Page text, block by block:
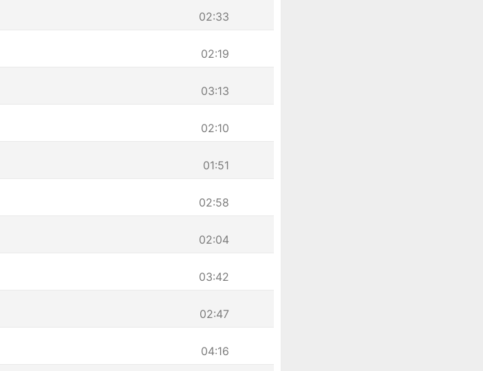
02:33
02:19
03:13
02:10
01:51
02:58
02:04
03:42
02:47
04:16